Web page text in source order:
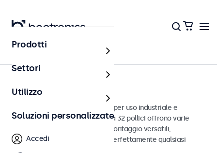
Monitor
Monitor da 32 pollici
Monitor da 32 pollici progettati per uso industriale e
commerciale. Questi monitor da 32 pollici offrono varie
connessioni video e opzioni di montaggio versatili,
consentendo loro di integrarsi perfettamente qualsiasi
Prodotti
Settori
Utilizzo
Soluzioni personalizzate
Accedi